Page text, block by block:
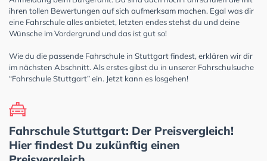
ihren tollen Bewertungen auf sich aufmerksam machen. Egal was dir
eine Fahrschule alles anbietet, letzten endes stehst du und deine
Wünsche im Vordergrund und das ist gut so!
Wie du die passende Fahrschule in Stuttgart findest, erklären wir dir
im nächsten Abschnitt. Als erstes gibst du in unserer Fahrschulsuche
“Fahrschule Stuttgart” ein. Jetzt kann es losgehen!
Fahrschule Stuttgart: Der Preisvergleich!
Hier findest Du zukünftig einen